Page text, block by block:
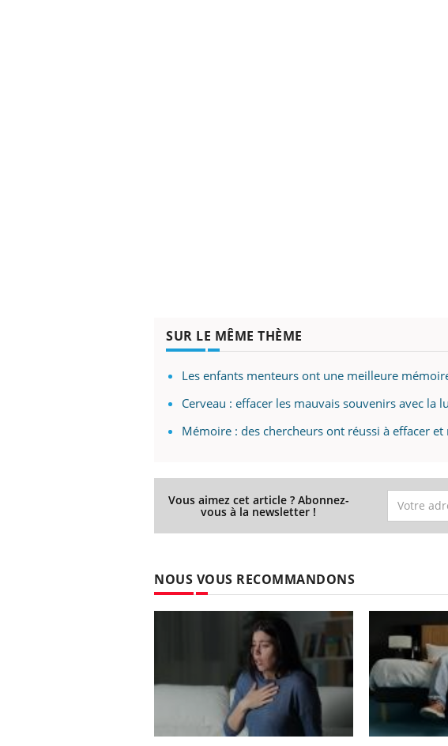
SUR LE MÊME THÈME
Les enfants menteurs ont une meilleure
Cerveau : effacer les mauvais souvenirs avec la
Mémoire : des chercheurs ont réussi à effacer
Vous aimez cet article ? Abonnez-
vous à la newsletter !
NOUS VOUS RECOMMANDONS